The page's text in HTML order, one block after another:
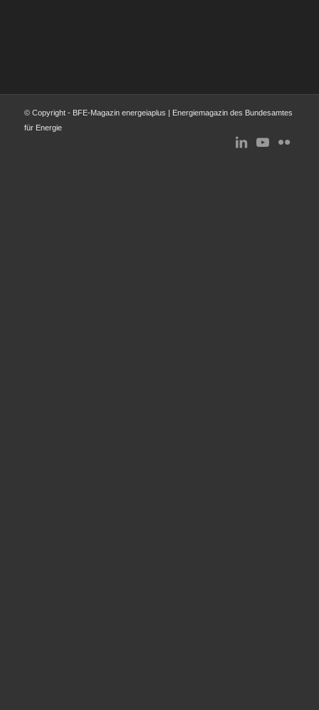
© Copyright - BFE-Magazin energeiaplus | Energiemagazin des Bundesamtes
für Energie